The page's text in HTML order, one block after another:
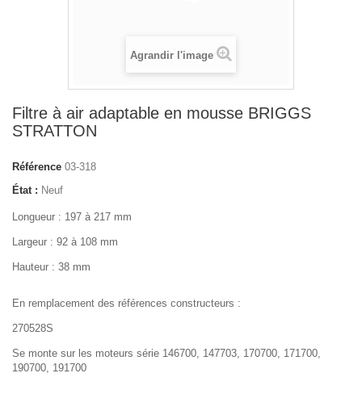
Agrandir l'image
Filtre à air adaptable en mousse BRIGGS
STRATTON
Référence 03-318
État : Neuf
Longueur : 197 à 217 mm
Largeur : 92 à 108 mm
Hauteur : 38 mm
En remplacement des références constructeurs :
270528S
Se monte sur les moteurs série 146700, 147703, 170700, 171700,
190700, 191700